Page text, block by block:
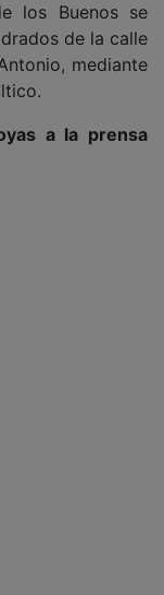
los Buenos se
de la calle
mediante
a la prensa